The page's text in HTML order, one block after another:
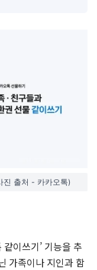
진 출처 - 카카오톡)
이쓰기’ 기능을 추
가족이나 지인과 함